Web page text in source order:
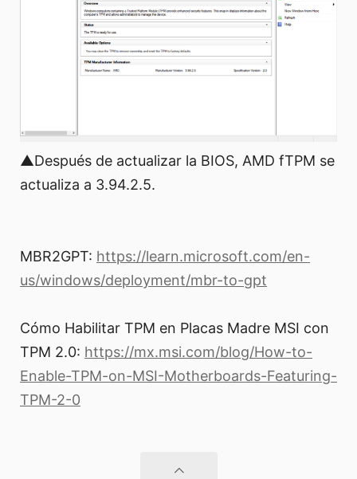
▲Después de actualizar la BIOS, AMD fTPM se
actualiza a 3.94.2.5.
MBR2GPT: https://learn.microsoft.com/en-
us/windows/deployment/mbr-to-gpt
Cómo Habilitar TPM en Placas Madre MSI con
TPM 2.0: https://mx.msi.com/blog/How-to-
Enable-TPM-on-MSI-Motherboards-Featuring-
TPM-2-0